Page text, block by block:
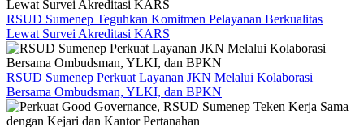
RSUD Sumenep Teguhkan Komitmen Pelayanan Berkualitas
Lewat Survei Akreditasi KARS
RSUD Sumenep Perkuat Layanan JKN Melalui Kolaborasi
Bersama Ombudsman, YLKI, dan BPKN